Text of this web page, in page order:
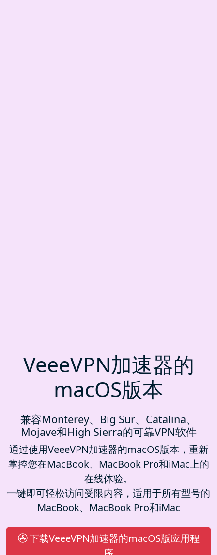
VeeeVPN加速器的
macOS版本
兼容Monterey、Big Sur、Catalina、
Mojave和High Sierra的可靠VPN软件
通过使用VeeeVPN加速器的macOS版本，重新
掌控您在MacBook、MacBook Pro和iMac上的
在线体验。
一键即可轻松访问受限内容，适用于所有型号的
MacBook、MacBook Pro和iMac
下载VeeeVPN加速器的macOS版应用程